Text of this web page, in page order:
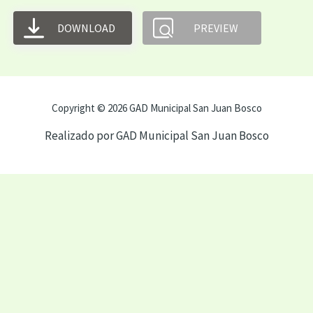
DOWNLOAD PREVIEW
Copyright © 2026 GAD Municipal San Juan Bosco
Realizado por GAD Municipal San Juan Bosco